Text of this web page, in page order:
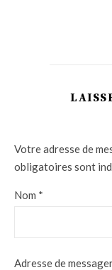
Votre adresse de
obligatoires sont
Nom *
Adresse de